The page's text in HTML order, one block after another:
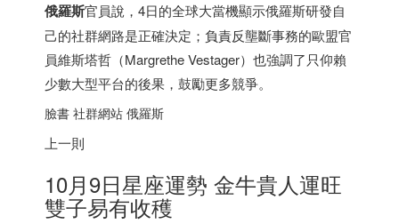
俄羅斯官員說，4日的全球大當機顯示俄羅斯研發自
己的社群網路是正確決定；負責反壟斷事務的歐盟官
員維斯塔哲（Margrethe Vestager）也強調了只仰賴
少數大型平台的後果，鼓勵更多競爭。
臉書 社群網站 俄羅斯
上一則
10月9日星座運勢 金牛貴人運旺
雙子易有收穫